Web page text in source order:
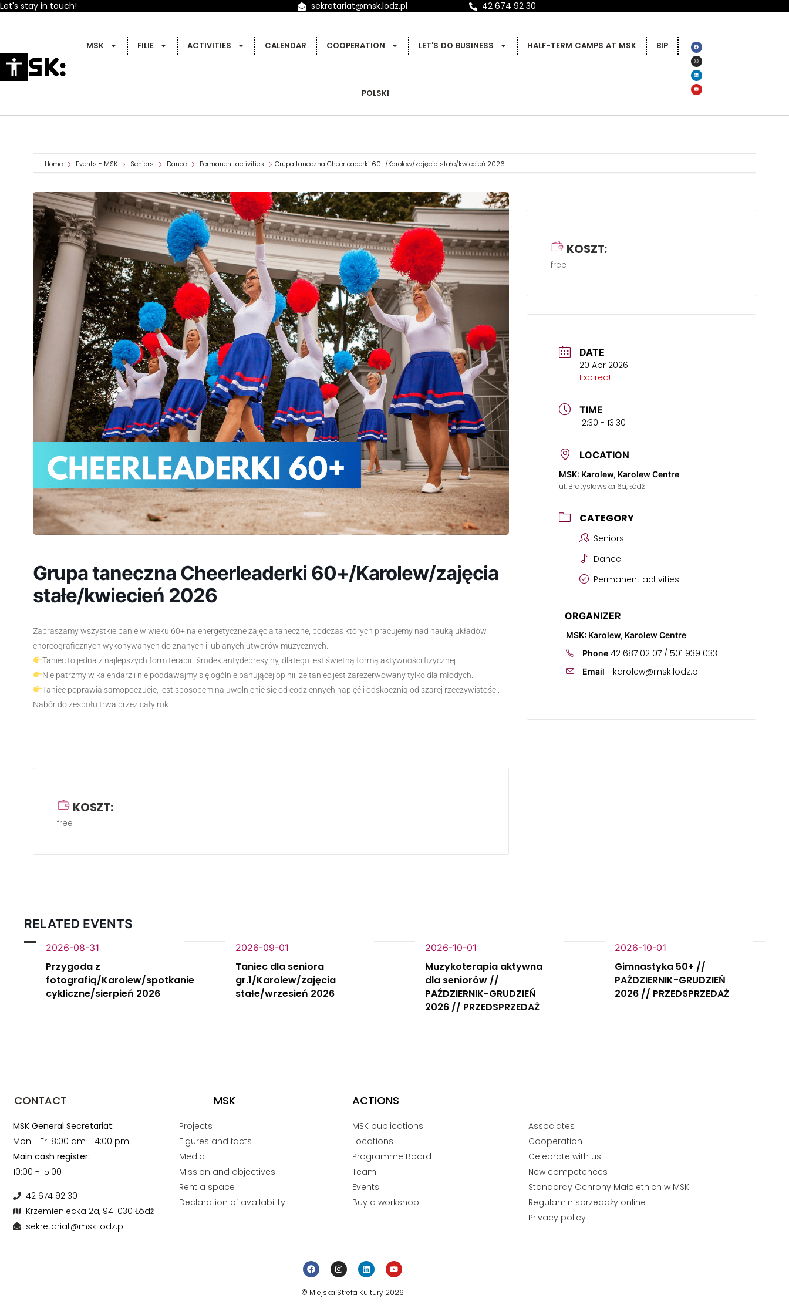
Let's stay in touch! sekretariat@msk.lodz.pl 42 674 92 30
MSK FILIE ACTIVITIES CALENDAR COOPERATION LET'S DO BUSINESS HALF-TERM CAMPS AT MSK BIP
POLSKI
Home Events - MSK Seniors Dance Permanent activities Grupa taneczna Cheerleaderki 60+/Karolew/zajęcia stałe/kwiecień 2026
Grupa taneczna Cheerleaderki 60+/Karolew/zajęcia
stałe/kwiecień 2026
Zapraszamy wszystkie panie w wieku 60+ na energetyczne zajęcia taneczne, podczas których pracujemy nad nauką układów
choreograficznych wykonywanych do znanych i lubianych utworów muzycznych.
Taniec to jedna z najlepszych form terapii i środek antydepresyjny, dlatego jest świetną formą aktywności fizycznej.
Nie patrzmy w kalendarz i nie poddawajmy się ogólnie panującej opinii, że taniec jest zarezerwowany tylko dla młodych.
Taniec poprawia samopoczucie, jest sposobem na uwolnienie się od codziennych napięć i odskocznią od szarej rzeczywistości.
Nabór do zespołu trwa przez cały rok.
KOSZT:
free
DATE
20 Apr 2026
Expired!
TIME
12:30 - 13:30
LOCATION
MSK: Karolew, Karolew Centre
ul. Bratysławska 6a, Łódź
CATEGORY
Seniors
Dance
Permanent activities
ORGANIZER
MSK: Karolew, Karolew Centre
Phone 42 687 02 07 / 501 939 033
Email karolew@msk.lodz.pl
KOSZT:
free
RELATED EVENTS
2026-08-31
Przygoda z
fotografią/Karolew/spotkanie
cykliczne/sierpień 2026
2026-09-01
Taniec dla seniora
gr.1/Karolew/zajęcia
stałe/wrzesień 2026
2026-10-01
Muzykoterapia aktywna
dla seniorów //
PAŹDZIERNIK-GRUDZIEŃ
2026 // PRZEDSPRZEDAŻ
2026-10-01
Gimnastyka 50+ //
PAŹDZIERNIK-GRUDZIEŃ
2026 // PRZEDSPRZEDAŻ
CONTACT MSK ACTIONS
MSK General Secretariat:
Mon - Fri 8:00 am - 4:00 pm
Main cash register:
10:00 - 15:00
42 674 92 30
Krzemieniecka 2a, 94-030 Łódź
sekretariat@msk.lodz.pl
Projects
Figures and facts
Media
Mission and objectives
Rent a space
Declaration of availability
MSK publications
Locations
Programme Board
Team
Events
Buy a workshop
Associates
Cooperation
Celebrate with us!
New competences
Standardy Ochrony Małoletnich w MSK
Regulamin sprzedaży online
Privacy policy
© Miejska Strefa Kultury 2026